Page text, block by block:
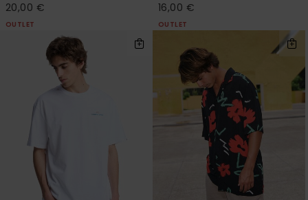
20,00 €
OUTLET
16,00 €
OUTLET